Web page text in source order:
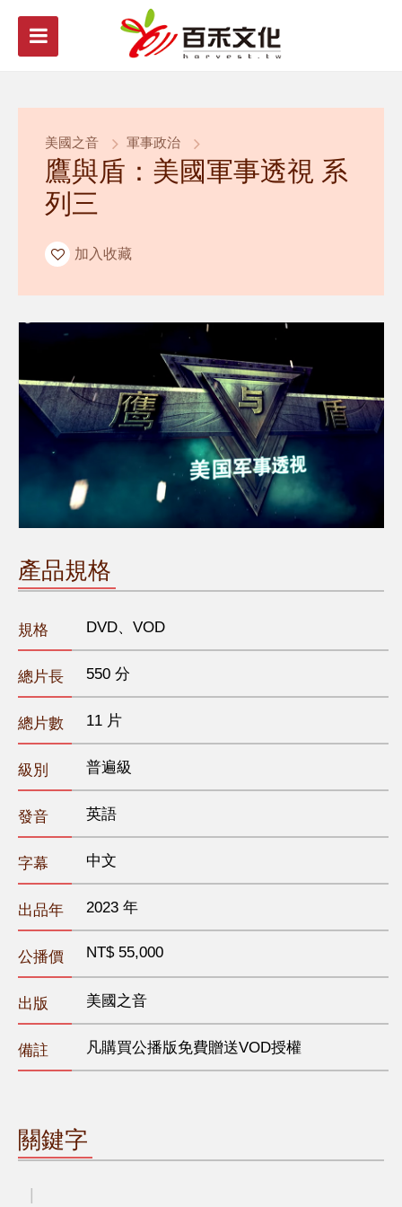
美國之音 軍事政治
鷹與盾：美國軍事透視 系
列三
加入收藏
產品規格
規格 DVD、VOD
總片長 550 分
總片數 11 片
級別 普遍級
發音 英語
字幕 中文
出品年 2023 年
公播價 NT$ 55,000
出版 美國之音
備註 凡購買公播版免費贈送VOD授權
關鍵字